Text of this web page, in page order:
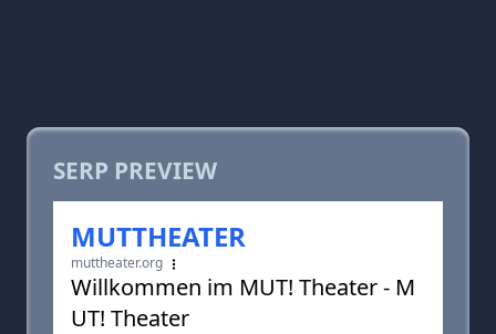
SERP PREVIEW
MUTTHEATER
muttheater.org
Willkommen im MUT! Theater - M
UT! Theater